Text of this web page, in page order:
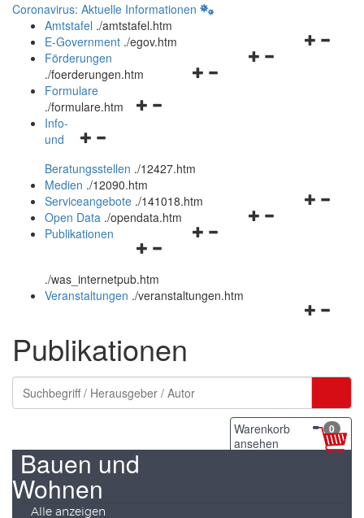
Coronavirus: Aktuelle Informationen
Amtstafel ./amtstafel.htm
Navigationsmenü
E-Government ./egov.htm
Navigationsmenü
Förderungen
./foerderungen.htm
Navigationsmenü
Formulare
./formulare.htm
Navigationsmenü
und
schließen
Info-
und
Beratungsstellen ./12427.htm
Medien ./12090.htm
Navigationsmenü
Serviceangebote ./141018.htm
Navigationsmenü
Open Data ./opendata.htm
Navigationsmenü
und
schließen
Publikationen
./was_internetpub.htm
Veranstaltungen ./veranstaltungen.htm
Publikationen
Warenkorb
ansehen
0
Bauen und
Wohnen
Alle anzeigen